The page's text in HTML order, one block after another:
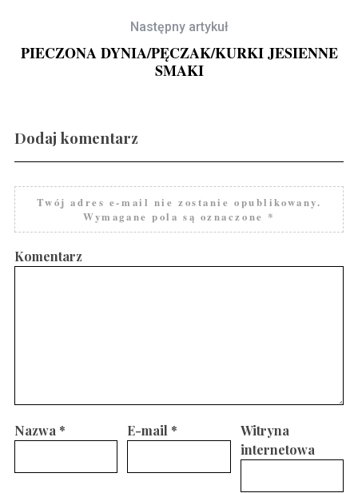
Gravlax w ginie
Następny artykuł
PIECZONA DYNIA/PĘCZAK/KURKI JESIENNE
SMAKI
Dodaj komentarz
Twój adres e-mail nie zostanie opublikowany.
Wymagane pola są oznaczone *
Komentarz
Nazwa * E-mail *
Witryna
internetowa